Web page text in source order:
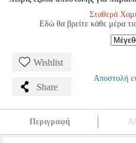
Σταθερά
Εδώ θα βρείτε κάθε μέρα
Wishlist
Share
Αποστολή
Περιγραφή